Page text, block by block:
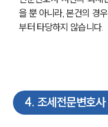
을 뿐 아니라, 본건의 경
부터 타당하지 않습니다.
4. 조세전문변호